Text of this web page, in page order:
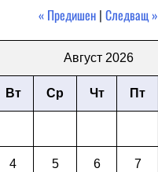
« Предишен | Следващ »
Август 2026
Вт Ср Чт Пт
4 5 6 7